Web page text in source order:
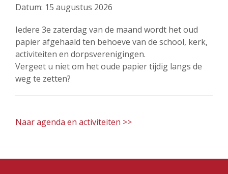
Datum: 15 augustus 2026
Iedere 3e zaterdag van de maand wordt het oud
papier afgehaald ten behoeve van de school, kerk,
activiteiten en dorpsverenigingen.
Vergeet u niet om het oude papier tijdig langs de
weg te zetten?
Naar agenda en activiteiten >>